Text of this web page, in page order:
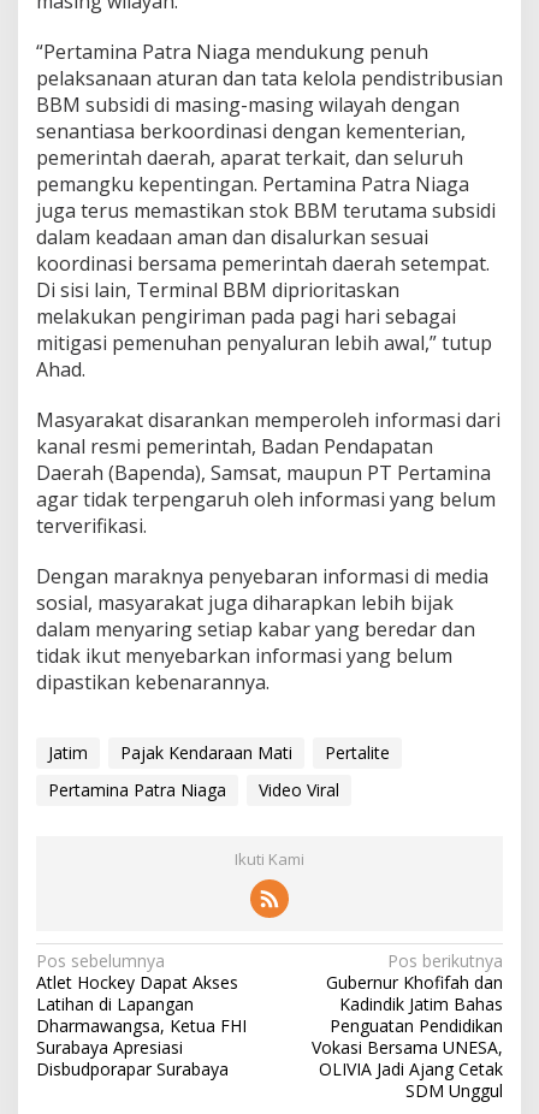
“Pertamina Patra Niaga mendukung penuh
pelaksanaan aturan dan tata kelola pendistribusian
BBM subsidi di masing-masing wilayah dengan
senantiasa berkoordinasi dengan kementerian,
pemerintah daerah, aparat terkait, dan seluruh
pemangku kepentingan. Pertamina Patra Niaga
juga terus memastikan stok BBM terutama subsidi
dalam keadaan aman dan disalurkan sesuai
koordinasi bersama pemerintah daerah setempat.
Di sisi lain, Terminal BBM diprioritaskan
melakukan pengiriman pada pagi hari sebagai
mitigasi pemenuhan penyaluran lebih awal,” tutup
Ahad.
Masyarakat disarankan memperoleh informasi dari
kanal resmi pemerintah, Badan Pendapatan
Daerah (Bapenda), Samsat, maupun PT Pertamina
agar tidak terpengaruh oleh informasi yang belum
terverifikasi.
Dengan maraknya penyebaran informasi di media
sosial, masyarakat juga diharapkan lebih bijak
dalam menyaring setiap kabar yang beredar dan
tidak ikut menyebarkan informasi yang belum
dipastikan kebenarannya.
Jatim Pajak Kendaraan Mati
Pertalite
Pertamina Patra Niaga
Video Viral
Ikuti Kami
N
a
v
i
Pos sebelumnya
Atlet Hockey Dapat Akses
Latihan di Lapangan
Dharmawangsa, Ketua FHI
Surabaya Apresiasi
Disbudporapar Surabaya
Pos berikutnya
Gubernur Khofifah dan
Kadindik Jatim Bahas
Penguatan Pendidikan
Vokasi Bersama UNESA,
OLIVIA Jadi Ajang Cetak
SDM Unggul